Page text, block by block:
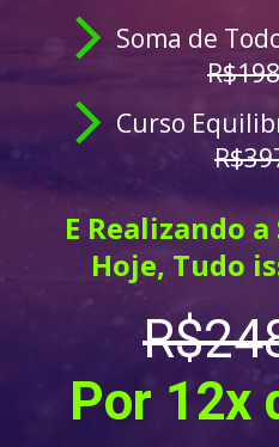
E Realizando
Hoje, Tudo
Por 12x
Curso